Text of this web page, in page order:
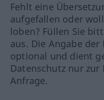
Fehlt eine
aufgefallen oder
loben? Füllen Sie
aus. Die Angabe der
optional und dient
Datenschutz nur
Anfrage.